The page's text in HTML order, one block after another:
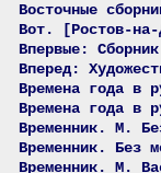
Восточные
Вот. [Ростов-на-
Впервые:
Вперед:
Времена года в
Времена года в
Временник. М.
Временник. Без
Временник. М.